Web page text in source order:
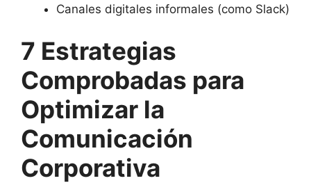
Canales digitales informales (como Slack)
7 Estrategias
Comprobadas para
Optimizar la
Comunicación
Corporativa